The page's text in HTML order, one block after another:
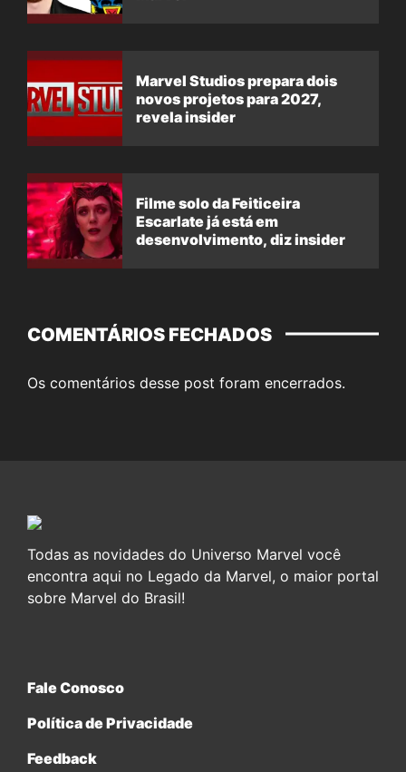
Marvel Studios prepara dois
novos projetos para 2027,
revela insider
Filme solo da Feiticeira
Escarlate já está em
desenvolvimento, diz insider
COMENTÁRIOS FECHADOS
Os comentários desse post foram encerrados.
Todas as novidades do Universo Marvel você
encontra aqui no Legado da Marvel, o maior portal
sobre Marvel do Brasil!
Fale Conosco
Política de Privacidade
Feedback